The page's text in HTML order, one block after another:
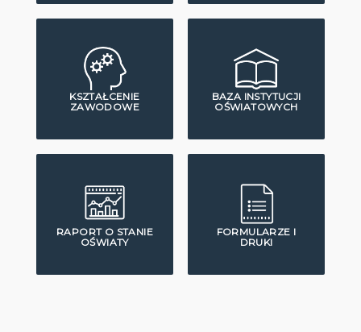
KSZTAŁCENIE
ZAWODOWE
BAZA INSTYTUCJI
OŚWIATOWYCH
RAPORT O STANIE
OŚWIATY
FORMULARZE I
DRUKI